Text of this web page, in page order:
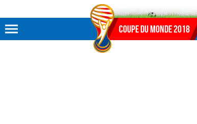
Aller au menu
Coupe du monde 2018